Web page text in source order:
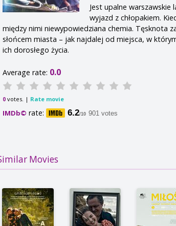
Jest upalne
wyjazd z chłopakiem.
między nimi niewypowiedziana chemia. Tęsknota
słońcem miasta – jak najdalej od miejsca, w
ich dorosłego życia.
Average rate: 0.0
0votes. | Rate movie
IMDb© rate: 6.2/10 901 votes
Movies